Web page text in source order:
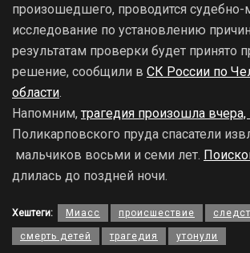
произошедшего, проводится
исследование по установлению
результатам проверки будет принято
решение, сообщили в СК России по
области.
Напомним, трагедия произошла
Поликарповского пруда спасатели
мальчиков восьми и семи лет.
длилась до поздней ночи.
Хештеги: Миасс происшествие
смерть детей трагедия утонули